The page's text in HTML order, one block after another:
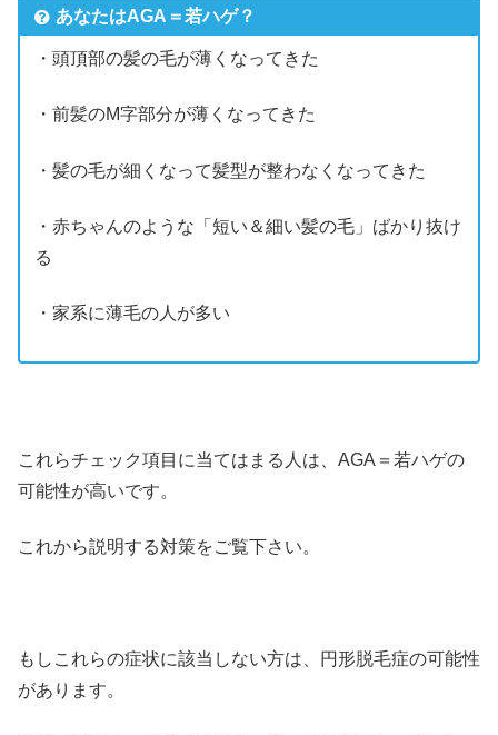
あなたはAGA＝若ハゲ？
・頭頂部の髪の毛が薄くなってきた
・前髪のM字部分が薄くなってきた
・髪の毛が細くなって髪型が整わなくなってきた
・赤ちゃんのような「短い＆細い髪の毛」ばかり抜け
る
・家系に薄毛の人が多い
これらチェック項目に当てはまる人は、AGA＝若ハゲの
可能性が高いです。
これから説明する対策をご覧下さい。
もしこれらの症状に該当しない方は、円形脱毛症の可能性
があります。